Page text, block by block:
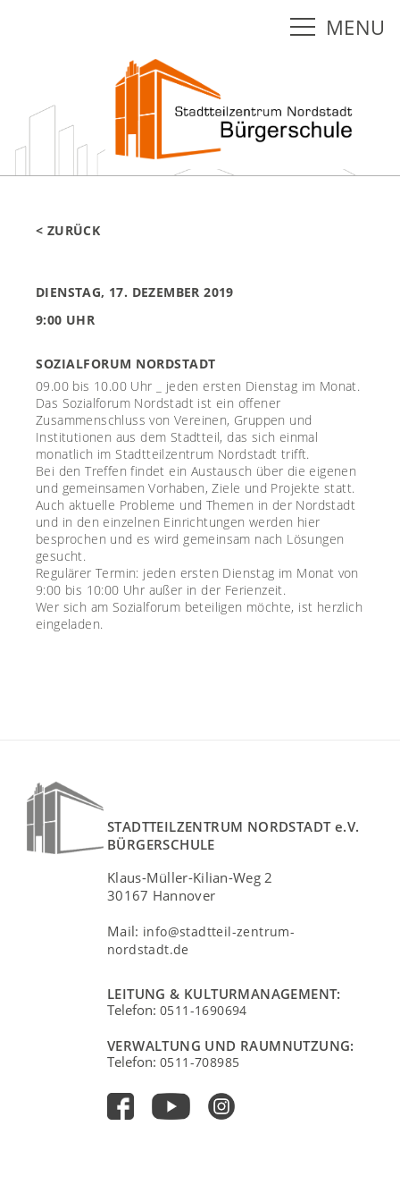
< ZURÜCK
DIENSTAG, 17. DEZEMBER 2019
9:00 UHR
SOZIALFORUM NORDSTADT
09.00 bis 10.00 Uhr _ jeden ersten Dienstag im Monat.
Das Sozialforum Nordstadt ist ein offener
Zusammenschluss von Vereinen, Gruppen und
Institutionen aus dem Stadtteil, das sich einmal
monatlich im Stadtteilzentrum Nordstadt trifft.
Bei den Treffen findet ein Austausch über die eigenen
und gemeinsamen Vorhaben, Ziele und Projekte statt.
Auch aktuelle Probleme und Themen in der Nordstadt
und in den einzelnen Einrichtungen werden hier
besprochen und es wird gemeinsam nach Lösungen
gesucht.
Regulärer Termin: jeden ersten Dienstag im Monat von
9:00 bis 10:00 Uhr außer in der Ferienzeit.
Wer sich am Sozialforum beteiligen möchte, ist herzlich
eingeladen.
STADTTEILZENTRUM NORDSTADT e.V.
BÜRGERSCHULE
Klaus-Müller-Kilian-Weg 2
30167 Hannover
Mail: info@stadtteil-zentrum-
nordstadt.de
LEITUNG & KULTURMANAGEMENT:
Telefon: 0511-1690694
VERWALTUNG UND RAUMNUTZUNG:
Telefon: 0511-708985
MENU